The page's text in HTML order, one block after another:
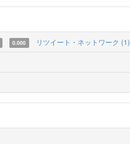
0.000 リツイート・ネットワーク (1)